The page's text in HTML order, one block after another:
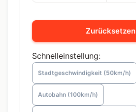
Zurücksetzen
Schnelleinstellung:
Stadtgeschwindigkeit (50km/h)
Autobahn (100km/h)